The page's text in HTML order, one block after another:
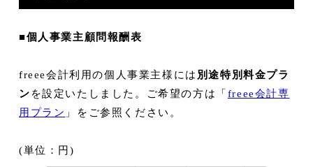
■個人事業主顧問報酬表
freee会計利用の個人事業主様には 別途特別料金プラ
ン を設定いたしました。ご希望の方は「 freee会計専
用プラン 」をご参照ください。
(単位：円)